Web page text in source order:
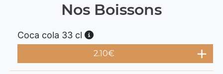
Nos Boissons
Coca cola 33 cl
2.10€